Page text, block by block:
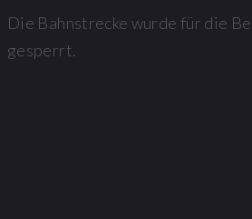
Die Bahnstrecke wurde für die
gesperrt.